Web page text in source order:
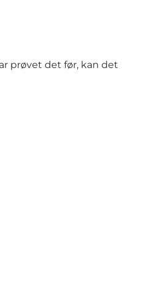
prøvet det før, kan det